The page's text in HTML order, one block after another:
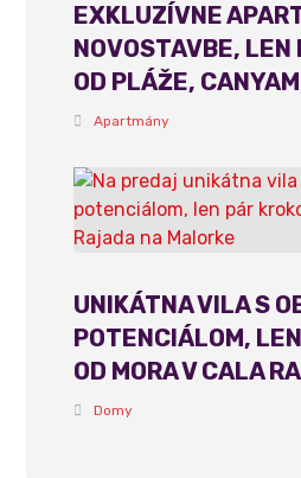
EXKLUZÍVNE
NOVOSTAVBE, LEN
OD PLÁŽE,
Apartmány
UNIKÁTNA VILA S
POTENCIÁLOM,
OD MORA V CALA
Domy